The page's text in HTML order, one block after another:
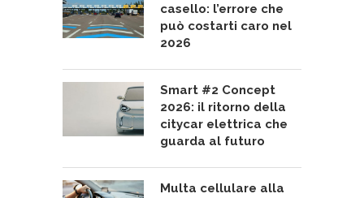
casello: l’errore che
può costarti caro nel
2026
Smart #2 Concept
2026: il ritorno della
citycar elettrica che
guarda al futuro
Multa cellulare alla